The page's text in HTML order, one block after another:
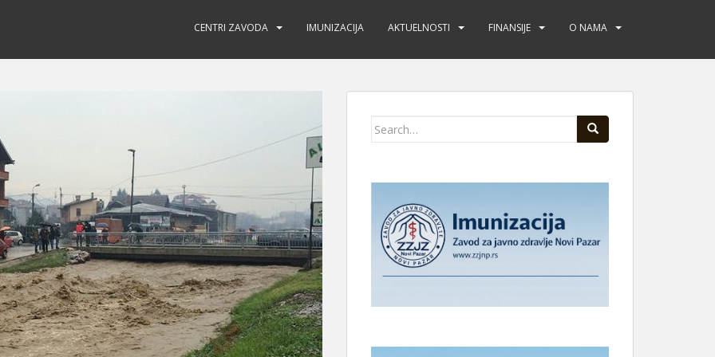
CENTRI ZAVODA IMUNIZACIJA AKTUELNOSTI FINANSIJE O NAMA
Search